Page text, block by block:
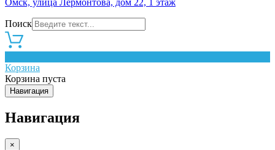
Омск, улица Лермонтова, дом 22, 1 этаж
Поиск
Корзина
Корзина пуста
Навигация
Навигация
×